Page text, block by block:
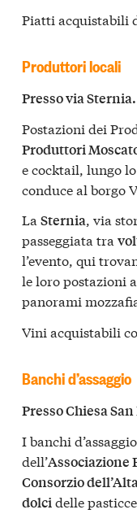
Piatti acquistabili
Produttori locali
Presso via Sternia.
Postazioni dei
Produttori
e cocktail, lungo
conduce al borgo
La Sternia, via
passeggiata tra
l’evento, qui
le loro postazioni
panorami
Vini acquistabili
Banchi d’assaggio
Presso Chiesa
I banchi
dell’Associazione
Consorzio
dolcidelle